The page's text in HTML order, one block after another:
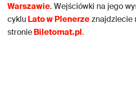
Warszawie. Wejściówki na jego
cyklu Lato w Plenerzeznajdziecie
stronieBiletomat.pl.